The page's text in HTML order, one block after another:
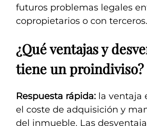
futuros problemas legales
copropietarios o con terceros.
¿Qué ventajas y
tiene un proindiviso?
Respuesta rápida: la ventaja
el coste de adquisición y
del inmueble. Las